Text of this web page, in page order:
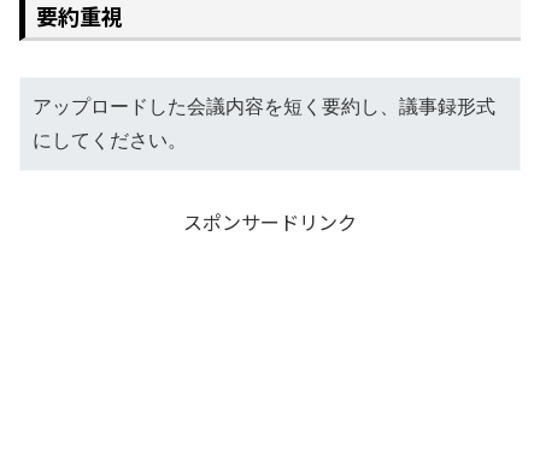
要約重視
アップロードした会議内容を短く要約し、議事録形式
にしてください。
スポンサードリンク